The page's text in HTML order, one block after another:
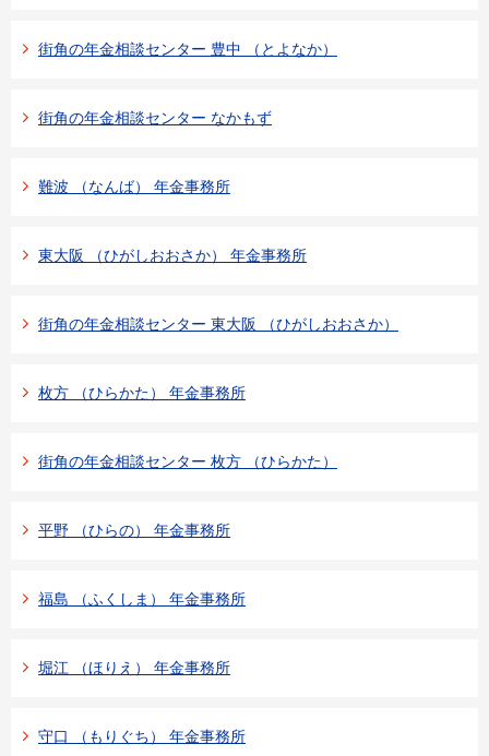
街角の年金相談センター 豊中 （とよなか）
街角の年金相談センター なかもず
難波 （なんば） 年金事務所
東大阪 （ひがしおおさか） 年金事務所
街角の年金相談センター 東大阪 （ひがしおおさか）
枚方 （ひらかた） 年金事務所
街角の年金相談センター 枚方 （ひらかた）
平野 （ひらの） 年金事務所
福島 （ふくしま） 年金事務所
堀江 （ほりえ） 年金事務所
守口 （もりぐち） 年金事務所